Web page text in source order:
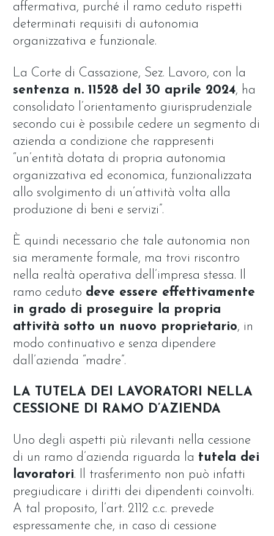
affermativa, purché il ramo ceduto rispetti
determinati requisiti di autonomia
organizzativa e funzionale.
La Corte di Cassazione, Sez. Lavoro, con la
sentenza n. 11528 del 30 aprile 2024, ha
consolidato l’orientamento giurisprudenziale
secondo cui è possibile cedere un segmento di
azienda a condizione che rappresenti
“un’entità dotata di propria autonomia
organizzativa ed economica, funzionalizzata
allo svolgimento di un’attività volta alla
produzione di beni e servizi”.
È quindi necessario che tale autonomia non
sia meramente formale, ma trovi riscontro
nella realtà operativa dell’impresa stessa. Il
ramo ceduto deve essere effettivamente
in grado di proseguire la propria
attività sotto un nuovo proprietario, in
modo continuativo e senza dipendere
dall’azienda “madre”.
LA TUTELA DEI LAVORATORI NELLA
CESSIONE DI RAMO D’AZIENDA
Uno degli aspetti più rilevanti nella cessione
di un ramo d’azienda riguarda la tutela dei
lavoratori. Il trasferimento non può infatti
pregiudicare i diritti dei dipendenti coinvolti.
A tal proposito, l’art. 2112 c.c. prevede
espressamente che, in caso di cessione